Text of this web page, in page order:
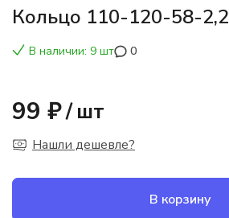
Кольцо 110-120-58-2,2
В наличии: 9 шт 0
99 ₽/ шт
Нашли дешевле?
В корзину